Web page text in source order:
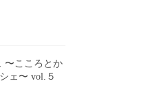
〜こころとか
ェ〜 vol.５